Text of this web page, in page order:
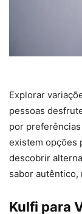
Explorar
pessoas
por
existem opções
descobrir
sabor autêntico,
Kulfi para